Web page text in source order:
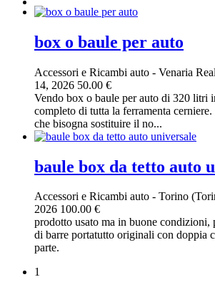
box o baule per auto
Accessori e Ricambi auto - Venaria
14, 2026 50.00 €
Vendo box o baule per auto di 320 litri
completo di tutta la ferramenta
che bisogna sostituire il no...
baule box da tetto auto
Accessori e Ricambi auto - Torino
2026 100.00 €
prodotto usato ma in buone condizioni,
di barre portatutto originali con doppia
parte.
1